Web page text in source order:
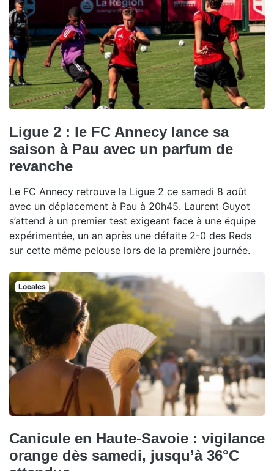
Ligue 2 : le FC Annecy lance sa
saison à Pau avec un parfum de
revanche
Le FC Annecy retrouve la Ligue 2 ce samedi 8 août
avec un déplacement à Pau à 20h45. Laurent Guyot
s’attend à un premier test exigeant face à une équipe
expérimentée, un an après une défaite 2-0 des Reds
sur cette même pelouse lors de la première journée.
Locales
Canicule en Haute-Savoie : vigilance
orange dès samedi, jusqu’à 36°C